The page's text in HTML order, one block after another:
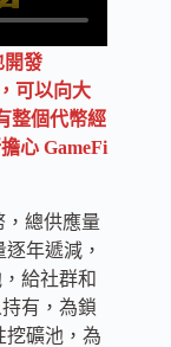
開發
可以向大
整個代幣經
心 GameFi
總供應量
年遞減，
給社群和
有，為鎖
挖礦池，為